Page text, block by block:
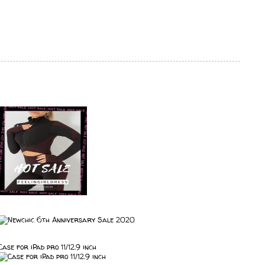
for iPad pro 11/12.9 inch